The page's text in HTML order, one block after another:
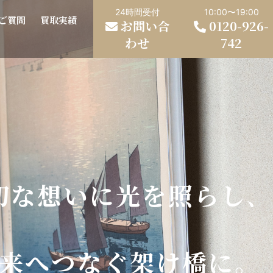
質問 買取実績
24時間受付
お問い合
わせ
10:00〜19:00
0120-926-
742
な想いに光を照らし､
へつなぐ架け橋に。